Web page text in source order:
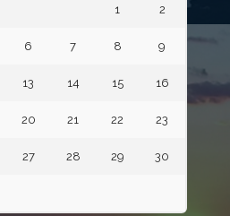
1 2
6 7 8 9
13 14 15 16
20 21 22 23
27 28 29 30